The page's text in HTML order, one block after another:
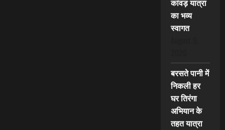
कांवड़ यात्रा
का भव्य
स्वागत
बरसते पानी में
निकली हर
घर तिरंगा
अभियान के
तहत यात्रा